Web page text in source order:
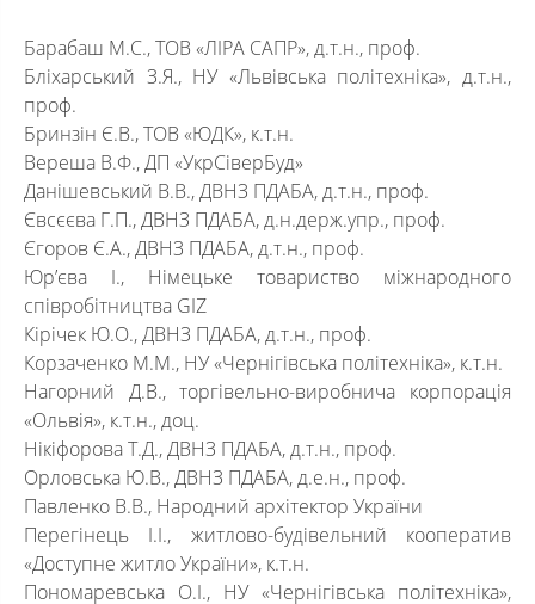
Барабаш М.С., ТОВ «ЛІРА САПР», д.т.н., проф.
Бліхарський З.Я., НУ «Львівська політехніка», д.т.н.,
проф.
Бринзін Є.В., ТОВ «ЮДК», к.т.н.
Вереша В.Ф., ДП «УкрСіверБуд»
Данішевський В.В., ДВНЗ ПДАБА, д.т.н., проф.
Євсєєва Г.П., ДВНЗ ПДАБА, д.н.держ.упр., проф.
Єгоров Є.А., ДВНЗ ПДАБА, д.т.н., проф.
Юр’єва І., Німецьке товариство міжнародного
співробітництва GIZ
Кірічек Ю.О., ДВНЗ ПДАБА, д.т.н., проф.
Корзаченко М.М., НУ «Чернігівська політехніка», к.т.н.
Нагорний Д.В., торгівельно-виробнича корпорація
«Ольвія», к.т.н., доц.
Нікіфорова Т.Д., ДВНЗ ПДАБА, д.т.н., проф.
Орловська Ю.В., ДВНЗ ПДАБА, д.е.н., проф.
Павленко В.В., Народний архітектор України
Перегінець І.І., житлово-будівельний кооператив
«Доступне житло України», к.т.н.
Пономаревська О.І., НУ «Чернігівська політехніка»,